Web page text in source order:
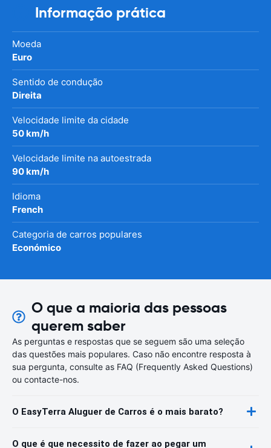
Informação prática
Moeda
Euro
Sentido de condução
Direita
Velocidade limite da cidade
50 km/h
Velocidade limite na autoestrada
90 km/h
Idioma
French
Categoria de carros populares
Económico
O que a maioria das pessoas
querem saber
As perguntas e respostas que se seguem são uma seleção
das questões mais populares. Caso não encontre resposta à
sua pergunta, consulte as FAQ (Frequently Asked Questions)
ou contacte-nos.
O EasyTerra Aluguer de Carros é o mais barato?
O que é que necessito de fazer ao pegar um